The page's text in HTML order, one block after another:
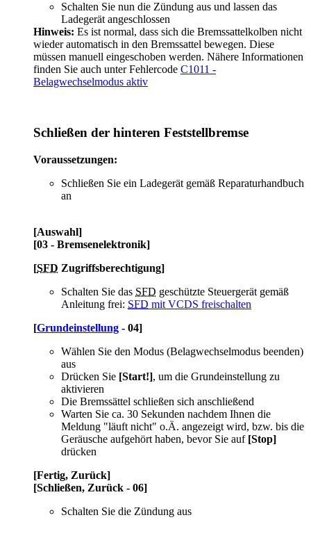
Schalten Sie nun die Zündung aus und lassen das
Ladegerät angeschlossen
Hinweis: Es ist normal, dass sich die Bremssattelkolben nicht
wieder automatisch in den Bremssattel bewegen. Diese
müssen manuell eingeschoben werden. Nähere Informationen
finden Sie auch unter Fehlercode C1011 -
Belagwechselmodus aktiv
Schließen der hinteren Feststellbremse
Voraussetzungen:
Schließen Sie ein Ladegerät gemäß Reparaturhandbuch
an
[Auswahl]
[03 - Bremsenelektronik]
[SFD Zugriffsberechtigung]
Schalten Sie das SFD geschützte Steuergerät gemäß
Anleitung frei: SFD mit VCDS freischalten
[Grundeinstellung - 04]
Wählen Sie den Modus (Belagwechselmodus beenden)
aus
Drücken Sie [Start!], um die Grundeinstellung zu
aktivieren
Die Bremssättel schließen sich anschließend
Warten Sie ca. 30 Sekunden nachdem Ihnen die
Meldung "läuft nicht" o.Ä. angezeigt wird, bzw. bis die
Geräusche aufgehört haben, bevor Sie auf [Stop]
drücken
[Fertig, Zurück]
[Schließen, Zurück - 06]
Schalten Sie die Zündung aus